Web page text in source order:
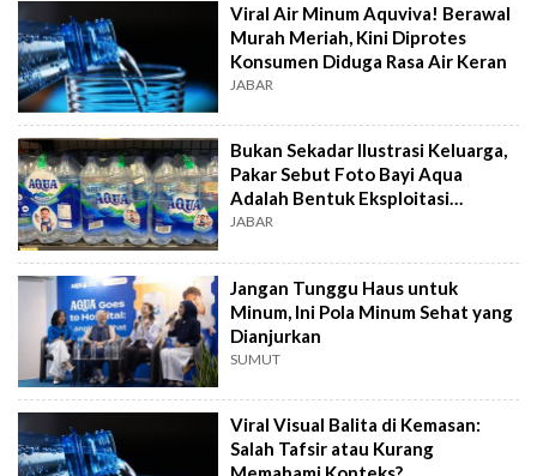
Viral Air Minum Aquviva! Berawal
Murah Meriah, Kini Diprotes
Konsumen Diduga Rasa Air Keran
JABAR
Bukan Sekadar Ilustrasi Keluarga,
Pakar Sebut Foto Bayi Aqua
Adalah Bentuk Eksploitasi
Komersial
JABAR
Jangan Tunggu Haus untuk
Minum, Ini Pola Minum Sehat yang
Dianjurkan
SUMUT
Viral Visual Balita di Kemasan:
Salah Tafsir atau Kurang